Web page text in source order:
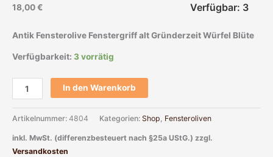
18,00€ Verfügbar: 3
Antik Fensterolive Fenstergriff alt Gründerzeit Würfel Blüte
Verfügbarkeit: 3 vorrätig
In den Warenkorb
Artikelnummer: 4804 Kategorien: Shop, Fensteroliven
inkl. MwSt. (differenzbesteuert nach §25a UStG.) zzgl.
Versandkosten